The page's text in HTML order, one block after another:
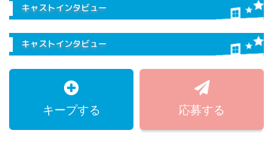
キャストインタビュー
キャストインタビュー
キープする 応募する